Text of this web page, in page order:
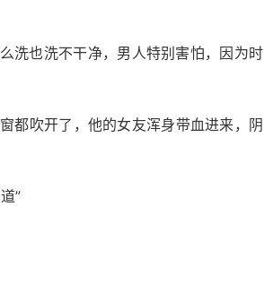
洗也洗不干净，男人特别害怕，因为时
都吹开了，他的女友浑身带血进来，阴
”